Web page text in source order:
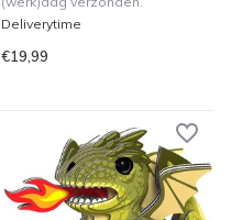
Deliverytime
€19,99